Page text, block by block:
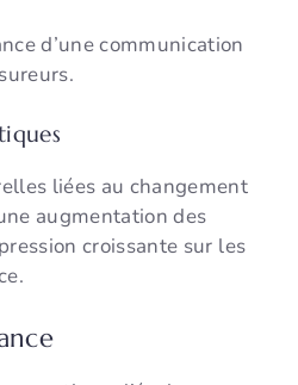
d’une communication
liées au changement
augmentation des
croissante sur les